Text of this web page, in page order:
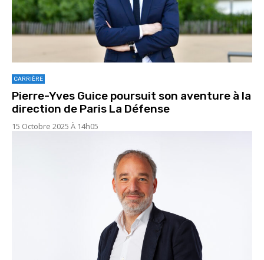
CARRIÈRE
Pierre-Yves Guice poursuit son aventure à la
direction de Paris La Défense
15 Octobre 2025 À 14h05